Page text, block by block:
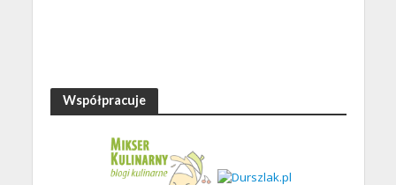
Współpracuje